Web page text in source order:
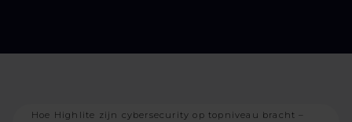
Hoe Highlite zijn cybersecurity op topniveau bracht –